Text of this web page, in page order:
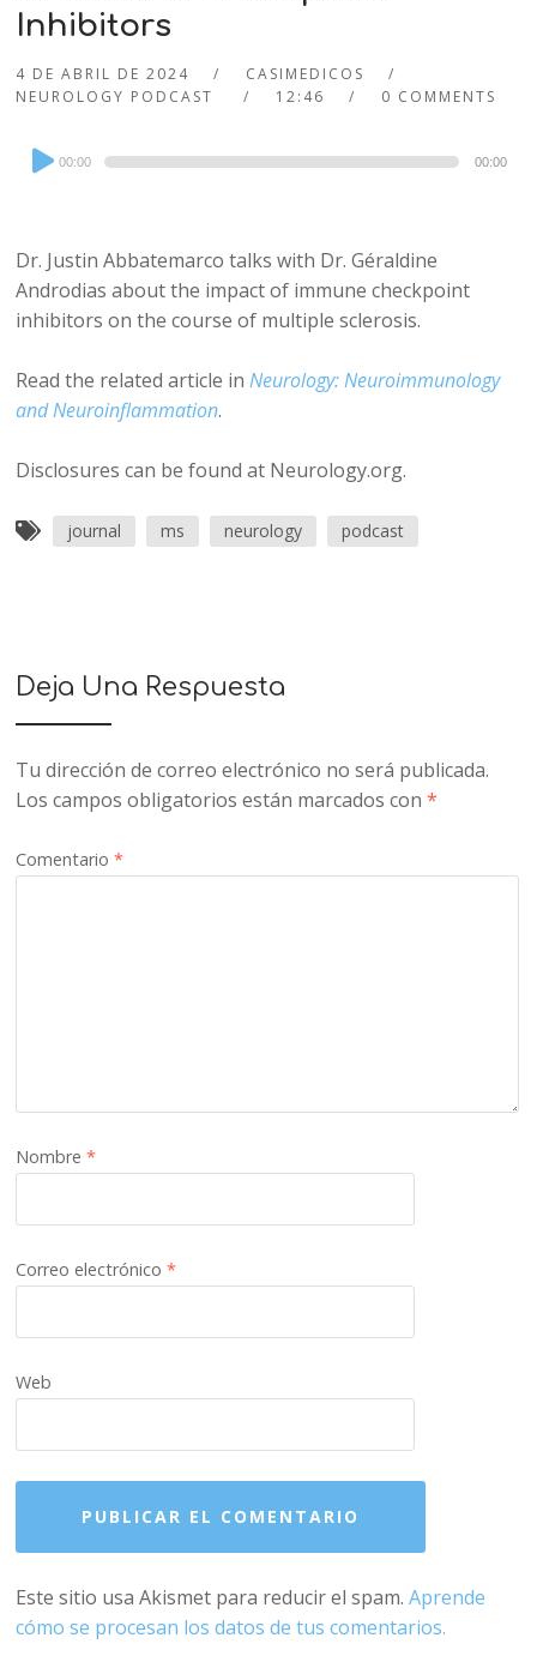
Inhibitors
4 DE ABRIL DE 2024
CASIMEDICOS
NEUROLOGY PODCAST
12:46 0 COMMENTS
Audio
Player
00:00 00:00
Dr. Justin Abbatemarco talks with Dr. Géraldine
Androdias about the impact of immune checkpoint
inhibitors on the course of multiple sclerosis.
Read the related article inNeurology: Neuroimmunology
and Neuroinflammation.
Disclosures can be found at Neurology.org.
journal ms neurology podcast
Deja Una Respuesta
Tu dirección de correo electrónico no será publicada.
Los campos obligatorios están marcados con*
Comentario*
Nombre*
Correo electrónico*
Web
Este sitio usa Akismet para reducir el spam.Aprende
cómo se procesan los datos de tus comentarios.